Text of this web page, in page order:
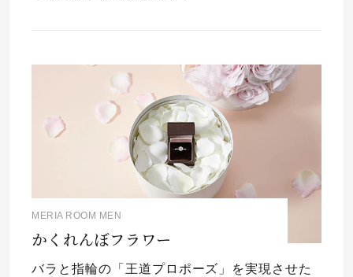
MERIA ROOM MEN
かくれんぼフラワー
バラと指輪の「王道プロポーズ」を実現させた